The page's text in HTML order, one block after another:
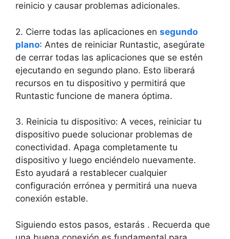
reinicio y⁤ causar problemas ⁣adicionales.
2. Cierre todas ‍las aplicaciones en segundo
plano: Antes⁤ de reiniciar Runtastic, asegúrate
de cerrar todas las aplicaciones que se estén
ejecutando en segundo plano. Esto ‌liberará
recursos en tu dispositivo y permitirá que
Runtastic funcione de manera óptima.
3. Reinicia tu‍ dispositivo: A veces, reiniciar tu
dispositivo puede solucionar problemas de
conectividad. Apaga⁤ completamente tu
dispositivo y luego enciéndelo‌ nuevamente.
⁢Esto ayudará a restablecer cualquier
configuración errónea y permitirá una nueva
conexión estable.
Siguiendo estos pasos, estarás . Recuerda⁣ que